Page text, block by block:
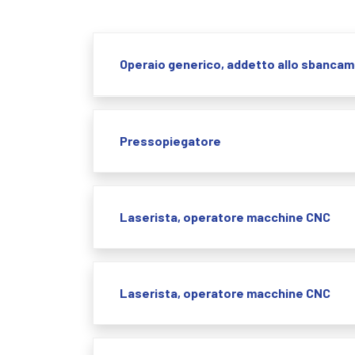
Operaio generico, addetto allo
Pressopiegatore
Laserista, operatore macchine CNC
Laserista, operatore macchine CNC